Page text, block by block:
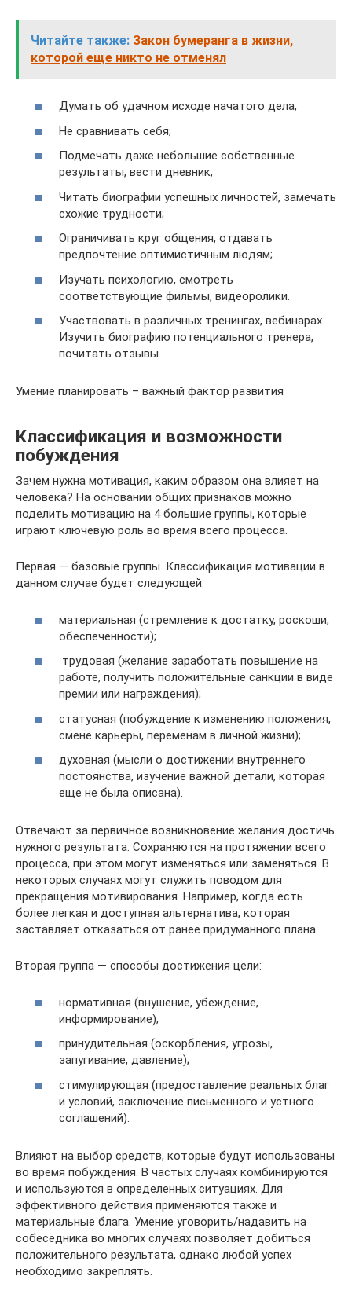
Читайте также: Закон бумеранга в жизни,
которой еще никто не отменял
Думать об удачном исходе начатого дела;
Не сравнивать себя;
Подмечать даже небольшие собственные
результаты, вести дневник;
Читать биографии успешных личностей, замечать
схожие трудности;
Ограничивать круг общения, отдавать
предпочтение оптимистичным людям;
Изучать психологию, смотреть
соответствующие фильмы, видеоролики.
Участвовать в различных тренингах, вебинарах.
Изучить биографию потенциального тренера,
почитать отзывы.
Умение планировать – важный фактор развития
Классификация и возможности
побуждения
Зачем нужна мотивация, каким образом она влияет на
человека? На основании общих признаков можно
поделить мотивацию на 4 большие группы, которые
играют ключевую роль во время всего процесса.
Первая — базовые группы. Классификация мотивации в
данном случае будет следующей:
материальная (стремление к достатку, роскоши,
обеспеченности);
трудовая (желание заработать повышение на
работе, получить положительные санкции в виде
премии или награждения);
статусная (побуждение к изменению положения,
смене карьеры, переменам в личной жизни);
духовная (мысли о достижении внутреннего
постоянства, изучение важной детали, которая
еще не была описана).
Отвечают за первичное возникновение желания достичь
нужного результата. Сохраняются на протяжении всего
процесса, при этом могут изменяться или заменяться. В
некоторых случаях могут служить поводом для
прекращения мотивирования. Например, когда есть
более легкая и доступная альтернатива, которая
заставляет отказаться от ранее придуманного плана.
Вторая группа — способы достижения цели:
нормативная (внушение, убеждение,
информирование);
принудительная (оскорбления, угрозы,
запугивание, давление);
стимулирующая (предоставление реальных благ
и условий, заключение письменного и устного
соглашений).
Влияют на выбор средств, которые будут использованы
во время побуждения. В частых случаях комбинируются
и используются в определенных ситуациях. Для
эффективного действия применяются также и
материальные блага. Умение уговорить/надавить на
собеседника во многих случаях позволяет добиться
положительного результата, однако любой успех
необходимо закреплять.